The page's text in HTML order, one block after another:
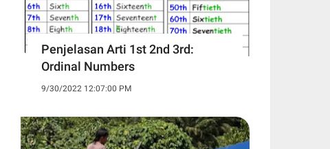
Penjelasan Arti 1st 2nd 3rd:
Ordinal Numbers
9/30/2022 12:07:00 PM